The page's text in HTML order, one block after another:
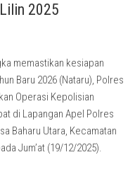
2025
memastikan kesiapan
Baru 2026 (Nataru), Polres
Operasi Kepolisian
di Lapangan Apel Polres
Baharu Utara, Kecamatan
Jum’at (19/12/2025).